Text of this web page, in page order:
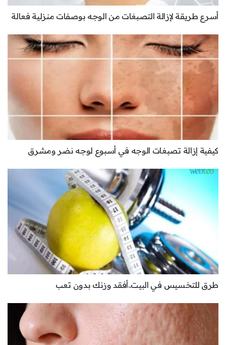
أسرع طريقة لإزالة التصبغات من الوجه بوصفات منزلية فعالة
كيفية إزالة تصبغات الوجه في أسبوع لوجه نضر ومشرق
طرق للتخسيس في البيت..أفقد وزنك بدون تعب